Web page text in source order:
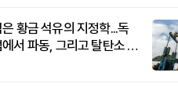
황금 석유의 지정학...독
서 파동, 그리고 탈탄소 패